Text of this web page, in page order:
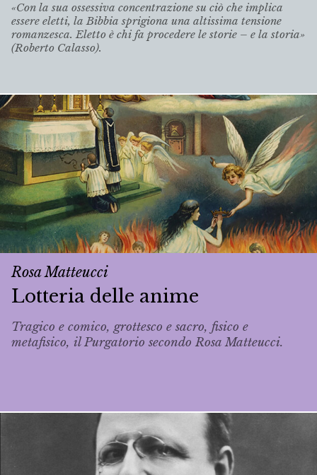
«Con la sua ossessiva concentrazione su ciò che implica
essere eletti, la Bibbia sprigiona una altissima tensione
romanzesca. Eletto è chi fa procedere le storie – e la storia»
(Roberto Calasso).
Rosa Matteucci
Lotteria delle anime
Tragico e comico, grottesco e sacro, fisico e
metafisico, il Purgatorio secondo Rosa Matteucci.